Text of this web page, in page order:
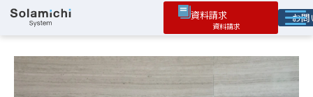
資料請求 お
サービス